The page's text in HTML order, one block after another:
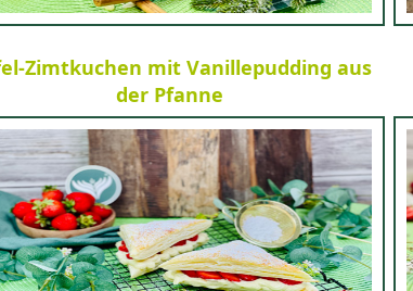
Zimtkuchen mit Vanillepudding aus
der Pfanne